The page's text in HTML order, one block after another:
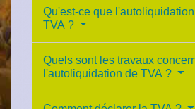
Qu'est-ce que
TVA ?
Quels sont les travaux
l'autoliquidation de TVA ?